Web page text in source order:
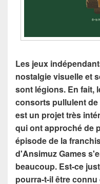
Les jeux
nostalgie visuelle et
sont légions. En fait,
consorts pullulent de
est un projet très
qui ont approché de
épisode de la
d'Ansimuz Games
beaucoup. Est-ce
pourra-t-il être